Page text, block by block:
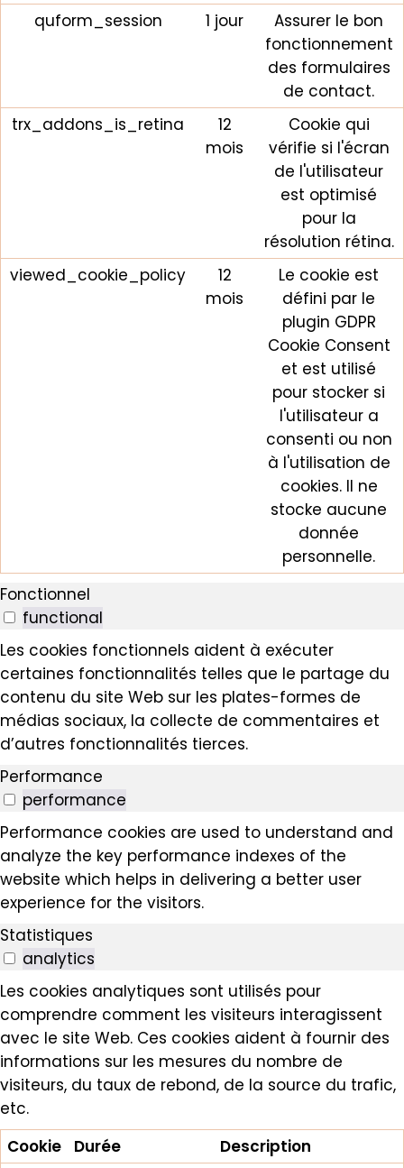
quform_session
1 jour
Assurer le bon
fonctionnement
des formulaires
de contact.
trx_addons_is_retina
12
mois
Cookie qui
vérifie si l'écran
de l'utilisateur
est optimisé
pour la
résolution rétina.
viewed_cookie_policy
12
mois
Le cookie est
défini par le
plugin GDPR
Cookie Consent
et est utilisé
pour stocker si
l'utilisateur a
consenti ou non
à l'utilisation de
cookies. Il ne
stocke aucune
donnée
personnelle.
Fonctionnel
functional
Les cookies fonctionnels aident à exécuter
certaines fonctionnalités telles que le partage du
contenu du site Web sur les plates-formes de
médias sociaux, la collecte de commentaires et
d’autres fonctionnalités tierces.
Performance
performance
Performance cookies are used to understand and
analyze the key performance indexes of the
website which helps in delivering a better user
experience for the visitors.
Statistiques
analytics
Les cookies analytiques sont utilisés pour
comprendre comment les visiteurs interagissent
avec le site Web. Ces cookies aident à fournir des
informations sur les mesures du nombre de
visiteurs, du taux de rebond, de la source du trafic,
etc.
Cookie
Durée
Description